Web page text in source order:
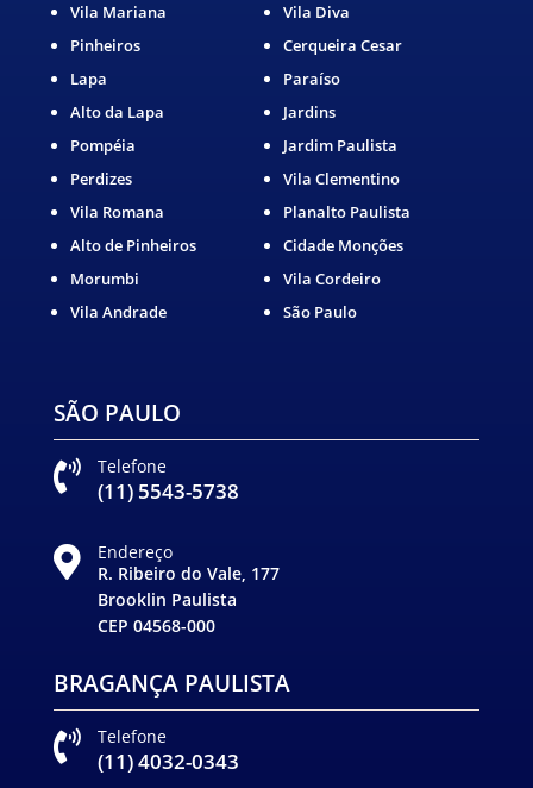
Vila Mariana
Pinheiros
Lapa
Alto da Lapa
Pompéia
Perdizes
Vila Romana
Alto de Pinheiros
Morumbi
Vila Andrade
Vila Diva
Cerqueira Cesar
Paraíso
Jardins
Jardim Paulista
Vila Clementino
Planalto Paulista
Cidade Monções
Vila Cordeiro
São Paulo
SÃO PAULO
 Telefone
(11) 5543-5738

Endereço
R. Ribeiro do Vale, 177
Brooklin Paulista
CEP 04568-000
BRAGANÇA PAULISTA
 Telefone
(11) 4032-0343